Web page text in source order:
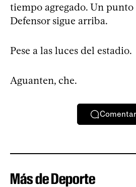
tiempo agregado. Un
Defensor sigue arriba.
Pese a las luces del estadio.
Aguanten, che.
Comentar
Más de Deporte